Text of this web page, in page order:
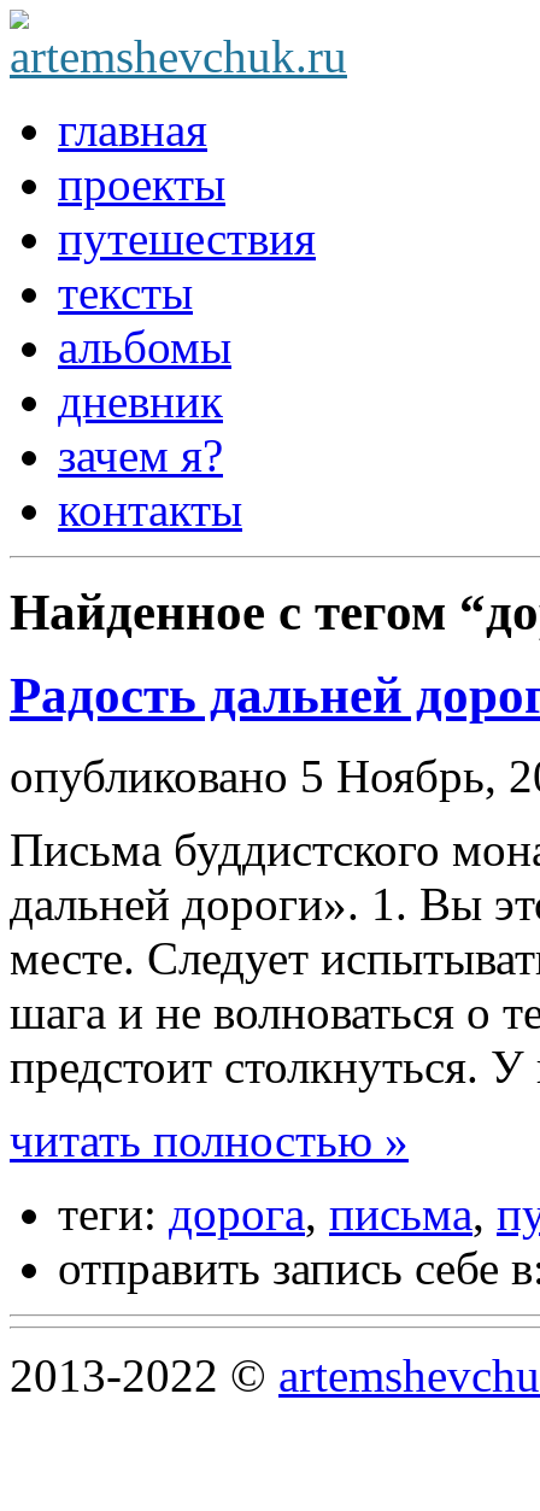
главная
проекты
путешествия
тексты
альбомы
дневник
зачем я?
контакты
Найденное с тегом
Радость дальней
опубликовано 5 Ноябрь,
Письма буддистского
дальней дороги». 1. Вы
месте. Следует
шага и не волноваться о
предстоит столкнуться.
читать полностью »
теги: дорога, письма,
отправить запись себе
2013-2022 ©